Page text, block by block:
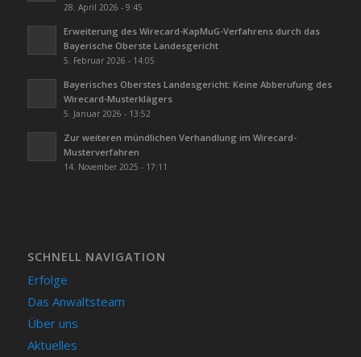
28. April 2026 - 9:45
Erweiterung des Wirecard-KapMuG-Verfahrens durch das
Bayerische Oberste Landesgericht
5. Februar 2026 - 14:05
Bayerisches Oberstes Landesgericht: Keine Abberufung des
Wirecard-Musterklägers
5. Januar 2026 - 13:52
Zur weiteren mündlichen Verhandlung im Wirecard-
Musterverfahren
14. November 2025 - 17:11
SCHNELL NAVIGATION
Erfolge
Das Anwaltsteam
Über uns
Aktuelles